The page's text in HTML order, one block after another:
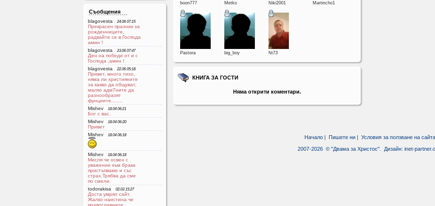
Съобщения
blagovesta 24.06 07:15
Прекрасен празник за
рожденниците,
радвайте се в Господа
aмин !
blagovesta
23.06 07:47
Ден на победи от и с
Господа ,амин !
blagovesta
22.06 05:18
Привет, много тихо,
няма ли християните
за какво да общуват,
малко адм7ните да
разнообразят
фунциите........
Mishev
18.04 06:21
Бог с вас.
Mishev
18.04 06:20
Привет
Mishev
18.04 06:18
Mishev 18.04 06:18
Мисля че освен с
уважение към брака
пристъпваме и със
страх.Трябва да сме
по смели.
todorakisa
02.03 15:27
Доста умрял сайт.
Жалко наистина че
православните
boon777 Metko Niki2001 Martincho1
Pastora big_boy Ni73
КНИГА ЗА ГОСТИ
Няма открити коментари.
Начало | Пишете ни | Условия за ползване на сайта
2007-2026 © "Двама за Христос". Дизайн: inet-